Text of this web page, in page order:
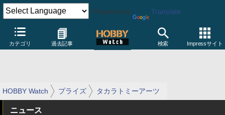
Powered by Translate
カテゴリ 過去記事 検索 Impressサイト
HOBBY Watch プライズ タカラトミーアーツ
ニュース